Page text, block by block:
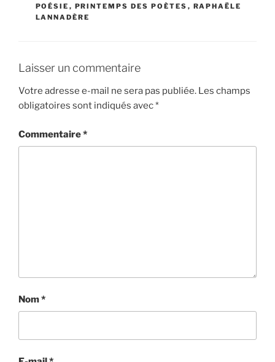
POÉSIE , PRINTEMPS DES POÈTES , RAPHAËLE
LANNADÈRE
Laisser un commentaire
Votre adresse e-mail ne sera pas publiée. Les champs
obligatoires sont indiqués avec*
Commentaire*
Nom*